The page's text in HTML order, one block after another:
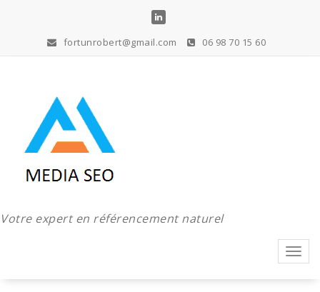
fortunrobert@gmail.com 06 98 70 15 60
Votre expert en référencement naturel